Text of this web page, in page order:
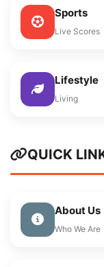
Sports
Live Scores
Lifestyle
Living
QUICK
About Us
Who We Are